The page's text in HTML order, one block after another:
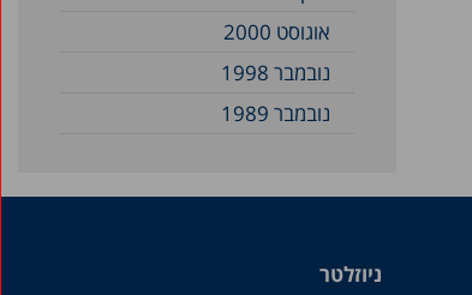
אוגוסט 2000
נובמבר 1998
נובמבר 1989
ניוזלטר